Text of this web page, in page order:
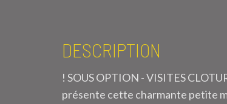
DESCRIPTION
! SOUS OPTION - VISITES
présente cette charmante petite